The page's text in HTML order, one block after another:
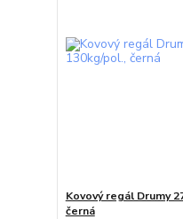
Kovový regál Drumy
černá